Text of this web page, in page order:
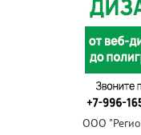
ООО